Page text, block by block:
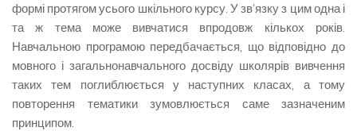
формі протягом усього шкільного курсу. У зв’язку з цим одна і
та ж тема може вивчатися впродовж кількох років.
Навчальною програмою передбачається, що відповідно до
мовного і загальнонавчального досвіду школярів вивчення
таких тем поглиблюється у наступних класах, а тому
повторення тематики зумовлюється саме зазначеним
принципом.